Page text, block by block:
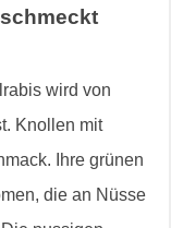
wird von
Knollen mit
Ihre grünen
die an Nüsse